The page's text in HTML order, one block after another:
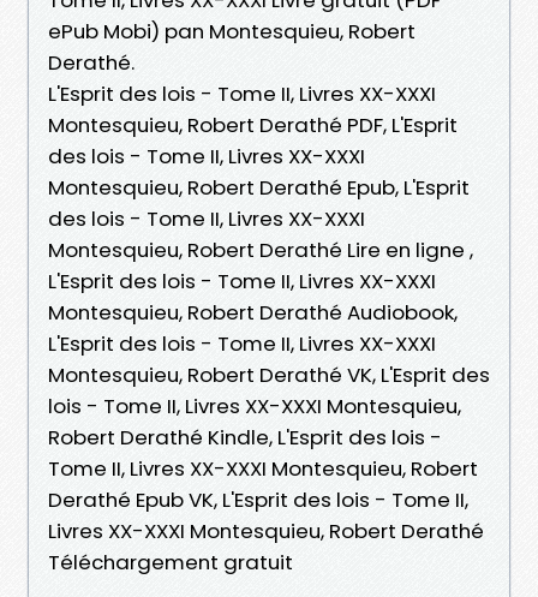
ePub Mobi) pan Montesquieu, Robert
Derathé.
L'Esprit des lois - Tome II, Livres XX-XXXI
Montesquieu, Robert Derathé PDF, L'Esprit
des lois - Tome II, Livres XX-XXXI
Montesquieu, Robert Derathé Epub, L'Esprit
des lois - Tome II, Livres XX-XXXI
Montesquieu, Robert Derathé Lire en ligne ,
L'Esprit des lois - Tome II, Livres XX-XXXI
Montesquieu, Robert Derathé Audiobook,
L'Esprit des lois - Tome II, Livres XX-XXXI
Montesquieu, Robert Derathé VK, L'Esprit des
lois - Tome II, Livres XX-XXXI Montesquieu,
Robert Derathé Kindle, L'Esprit des lois -
Tome II, Livres XX-XXXI Montesquieu, Robert
Derathé Epub VK, L'Esprit des lois - Tome II,
Livres XX-XXXI Montesquieu, Robert Derathé
Téléchargement gratuit